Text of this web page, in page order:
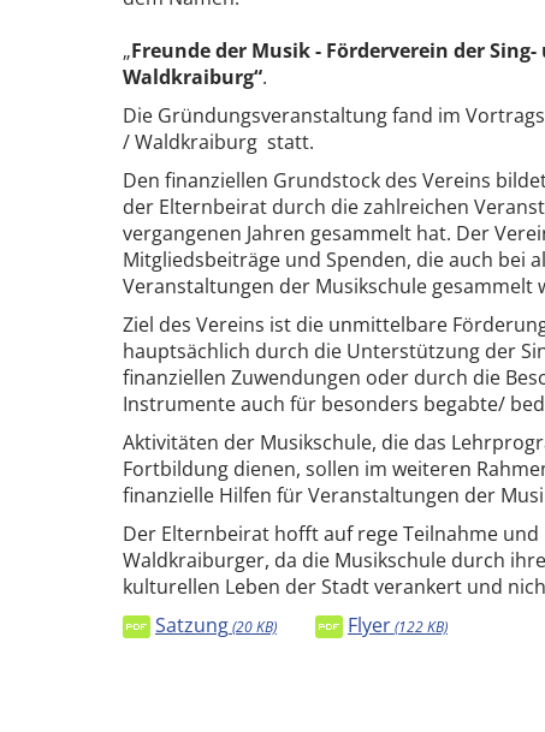
„Freunde der Musik - Förderverein der
Waldkraiburg“.
Die Gründungsveranstaltung fand im
/ Waldkraiburg statt.
Den finanziellen Grundstock des Vereins
der Elternbeirat durch die zahlreichen
vergangenen Jahren gesammelt hat. Der
Mitgliedsbeiträge und Spenden, die auch bei
Veranstaltungen der Musikschule gesammelt
Ziel des Vereins ist die unmittelbare
hauptsächlich durch die Unterstützung der
finanziellen Zuwendungen oder durch die
Instrumente auch für besonders begabte/
Aktivitäten der Musikschule, die das
Fortbildung dienen, sollen im weiteren
finanzielle Hilfen für Veranstaltungen der
Der Elternbeirat hofft auf rege Teilnahme
Waldkraiburger, da die Musikschule durch
kulturellen Leben der Stadt verankert und
Satzung(20 KB) Flyer(122 KB)